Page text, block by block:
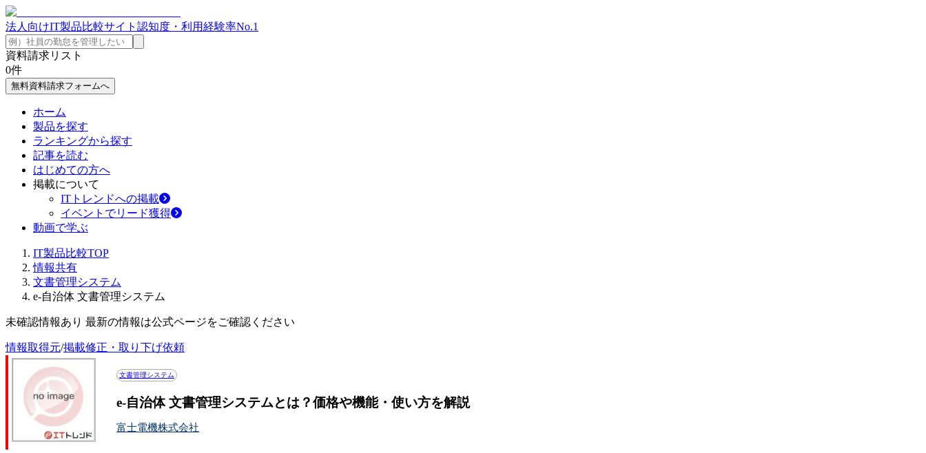
法人向けIT製品比較サイト 認知度・利用経験率No.1
資料請求リスト
0件
無料資料請求フォームへ
ホーム
製品を探す
ランキングから探す
記事を読む
はじめての方へ
掲載について
ITトレンドへの掲載
イベントでリード獲得
動画で学ぶ
IT製品比較TOP
情報共有
文書管理システム
e-自治体 文書管理システム
未確認情報あり 最新の情報は公式ページをご確認ください
情報取得元/掲載修正・取り下げ依頼
文書管理システム
e-自治体 文書管理システムとは？価格や機能・使い方を解説
富士電機株式会社